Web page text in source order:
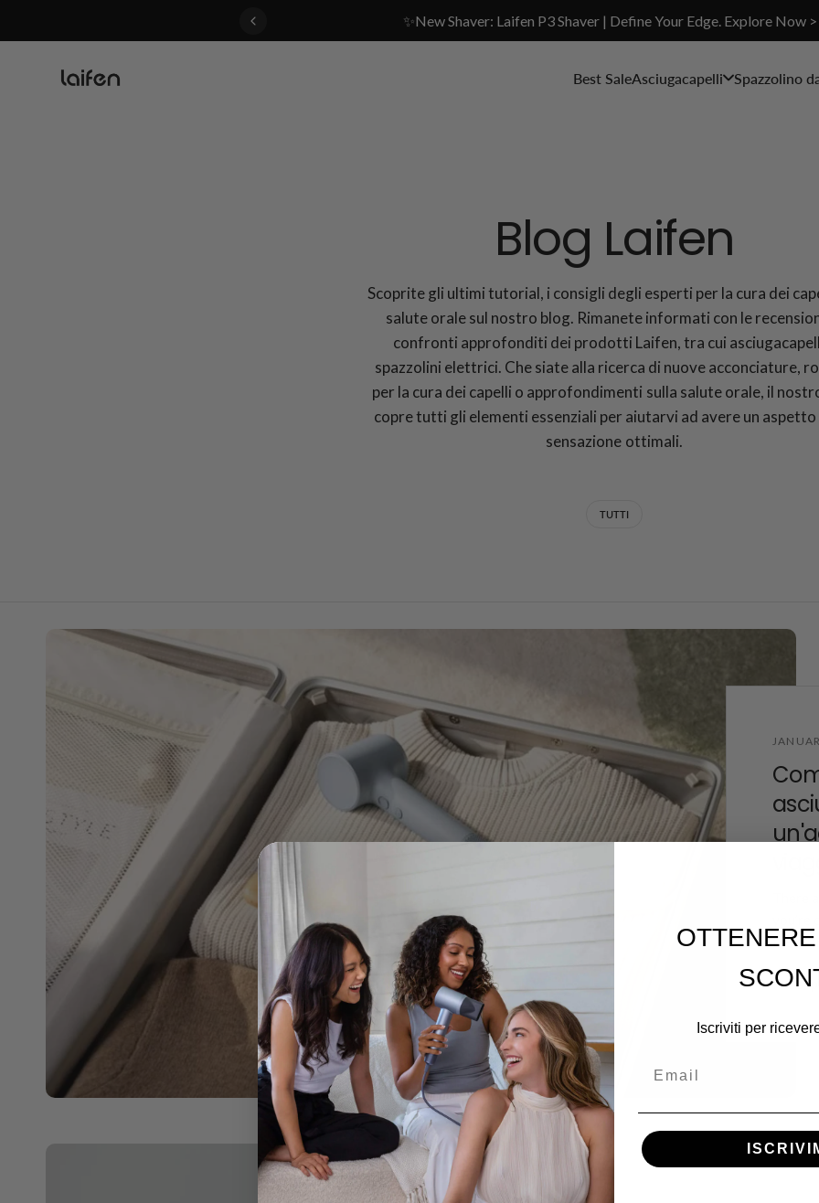
✨New Shaver: Laifen P3 Shaver | Define Your Edge. Explore Now
Best SaleAsciugacapelli Spazzolino
Blog Laifen
Scoprite gli ultimi tutorial, i consigli degli esperti per la cura dei
salute orale sul nostro blog. Rimanete informati con le
confronti approfonditi dei prodotti Laifen, tra cui
spazzolini elettrici. Che siate alla ricerca di nuove acconciature,
per la cura dei capelli o approfondimenti sulla salute orale, il
copre tutti gli elementi essenziali per aiutarvi ad avere un aspetto
sensazione ottimali.
TUTTI
There
them.
Per
Iscriviti per